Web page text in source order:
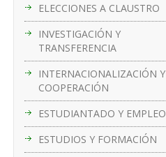
ELECCIONES A CLAUSTRO
INVESTIGACIÓN Y
TRANSFERENCIA
INTERNACIONALIZACIÓN Y
COOPERACIÓN
ESTUDIANTADO Y EMPLEO
ESTUDIOS Y FORMACIÓN